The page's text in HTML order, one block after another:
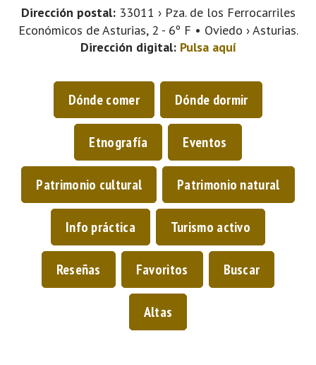
Dirección postal:33011 › Pza. de los Ferrocarriles
Económicos de Asturias, 2 - 6º F • Oviedo › Asturias.
Dirección digital: Pulsa aquí
Dónde comer Dónde dormir
Etnografía Eventos
Patrimonio cultural Patrimonio natural
Info práctica Turismo activo
Reseñas Favoritos Buscar
Altas